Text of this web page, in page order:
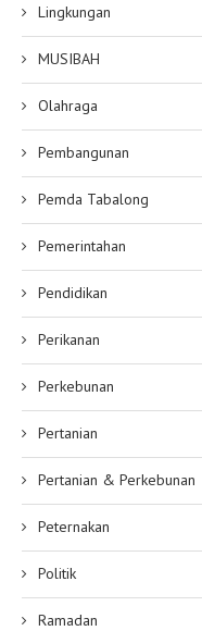
Lingkungan
MUSIBAH
Olahraga
Pembangunan
Pemda Tabalong
Pemerintahan
Pendidikan
Perikanan
Perkebunan
Pertanian
Pertanian & Perkebunan
Peternakan
Politik
Ramadan